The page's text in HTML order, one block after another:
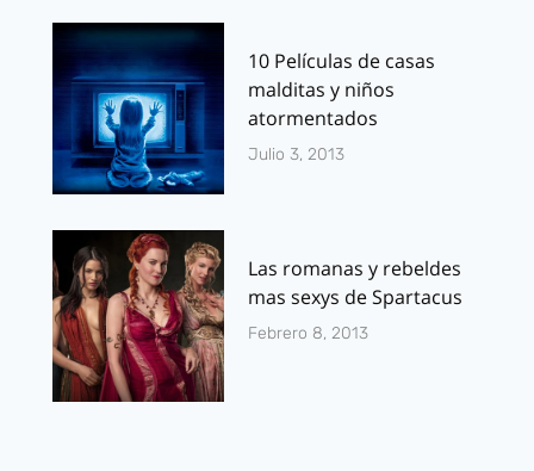
10 Películas de casas
malditas y niños
atormentados
Julio 3, 2013
Las romanas y rebeldes
mas sexys de Spartacus
Febrero 8, 2013